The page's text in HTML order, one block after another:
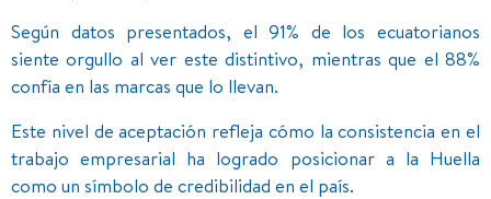
Según datos presentados, el 91% de los ecuatorianos
siente orgullo al ver este distintivo, mientras que el 88%
confía en las marcas que lo llevan.
Este nivel de aceptación refleja cómo la consistencia en el
trabajo empresarial ha logrado posicionar a la Huella
como un símbolo de credibilidad en el país.